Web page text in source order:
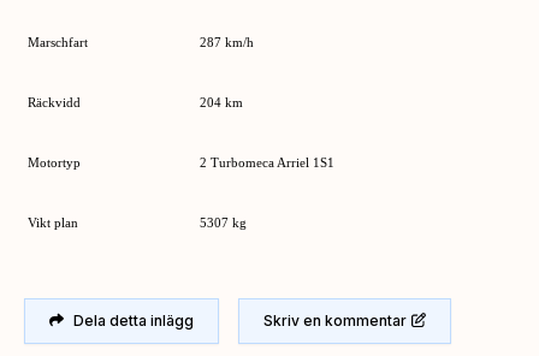
Marschfart 287 km/h
Räckvidd 204 km
Motortyp 2 Turbomeca Arriel 1S1
Vikt plan 5307 kg
Dela detta inlägg Skriv en kommentar